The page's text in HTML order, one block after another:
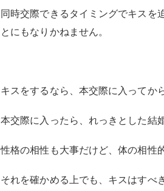
同時交際できるタイミングでキスを
とにもなりかねません。
キスをするなら、本交際に入ってか
本交際に入ったら、れっきとした結
性格の相性も大事だけど、体の相性
それを確かめる上でも、キスはすべ